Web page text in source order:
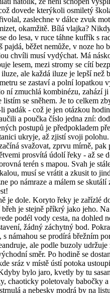
dovede kterýkoli osmiletý
zaslechne v dálce zvuk
okamžitě. Bílá vlajka?
do lesa, v ruce táhne kufřík s
pajdá, běžet nemůže, v noze ho
chvíli musí vydýchat. Má
lesem, mezi stromy se cítí
ale každá iluze je lepší než
se zastaví a polní lopatkou
ní zmuchlá kombinézu, zahází
se sněhem. Je to celkem
padák - což je jen otázkou
a poučka číslo jedna zní:
postupů je předpokladem
ukryje, až zjistí svoji polohu.
svažovat, zprvu mírně, pak
prosvítá údolí řeky - až se
terén s mapou. Svah je
musí se vrátit a zkusit to
po námraze a málem se skutálí
je dole. Koryto řeky je zařízlé
břeh je stejně příkrý jako jeho.
podél vody cesta, na dohled
žádný záchytný bod.
s námahou se prodírá břežním
ale podle buzoly udržuje
směr. Po hodině se
sráz v místě ústí potoka
bylo jaro, kvetly by tu
chaoticky poletovaly babočky
a nebesky modrá by na